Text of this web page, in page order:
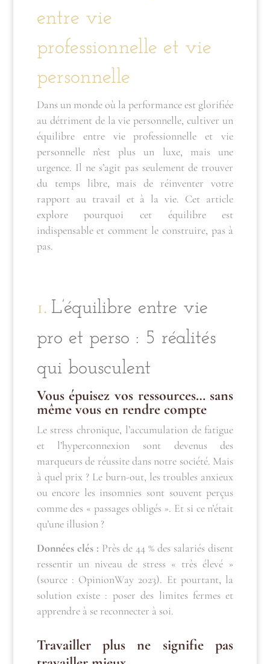
entre vie
professionnelle et vie
personnelle
Dans un monde où la performance est glorifiée
au détriment de la vie personnelle, cultiver un
équilibre entre vie professionnelle et vie
personnelle n’est plus un luxe, mais une
urgence. Il ne s’agit pas seulement de trouver
du temps libre, mais de réinventer votre
rapport au travail et à la vie. Cet article
explore pourquoi cet équilibre est
indispensable et comment le construire, pas à
pas.
1. L’équilibre entre vie
pro et perso : 5 réalités
qui bousculent
Vous épuisez vos ressources… sans
même vous en rendre compte
Le stress chronique, l’accumulation de fatigue
et l’hyperconnexion sont devenus des
marqueurs de réussite dans notre société. Mais
à quel prix ? Le burn-out, les troubles anxieux
ou encore les insomnies sont souvent perçus
comme des « passages obligés ». Et si ce n’était
qu’une illusion ?
Données clés : Près de 44 % des salariés disent
ressentir un niveau de stress « très élevé »
(source : OpinionWay 2023). Et pourtant, la
solution existe : poser des limites fermes et
apprendre à se reconnecter à soi.
Travailler plus ne signifie pas